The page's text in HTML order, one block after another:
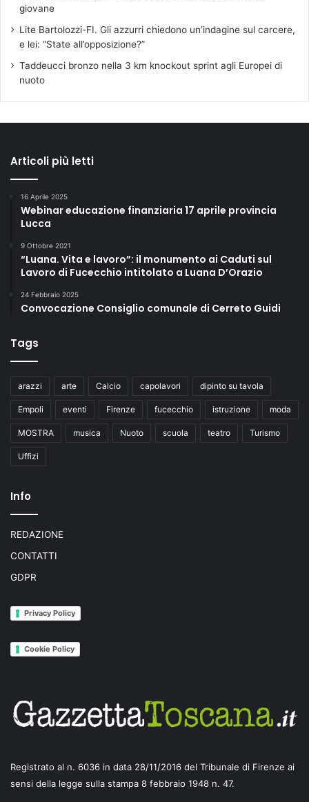
giovane
Lite Bartolozzi-FI. Gli azzurri chiedono un’indagine sul carcere,
e lei: “State all’opposizione?”
Taddeucci bronzo nella 3 km knockout sprint agli Europei di
nuoto
Articoli più letti
16 Aprile 2025
Webinar educazione finanziaria 17 aprile provincia
Lucca
9 Ottobre 2021
“Luana. Vita e lavoro”: il monumento ai Caduti sul
Lavoro di Fucecchio intitolato a Luana D’Orazio
24 Febbraio 2025
Convocazione Consiglio comunale di Cerreto Guidi
Tags
arazzi arte Calcio capolavori dipinto su tavola
Empoli eventi Firenze fucecchio istruzione moda
MOSTRA musica Nuoto scuola teatro Turismo
Uffizi
Info
REDAZIONE
CONTATTI
GDPR
Privacy Policy
Cookie Policy
Registrato al n. 6036 in data 28/11/2016 del Tribunale di Firenze ai
sensi della legge sulla stampa 8 febbraio 1948 n. 47.